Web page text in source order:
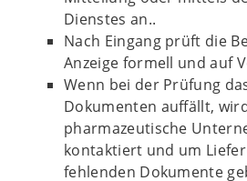
Dienstes an..
Nach Eingang prüft die
Anzeige formell und auf
Wenn bei der Prüfung
Dokumenten auffällt,
pharmazeutische
kontaktiert und um
fehlenden Dokumente